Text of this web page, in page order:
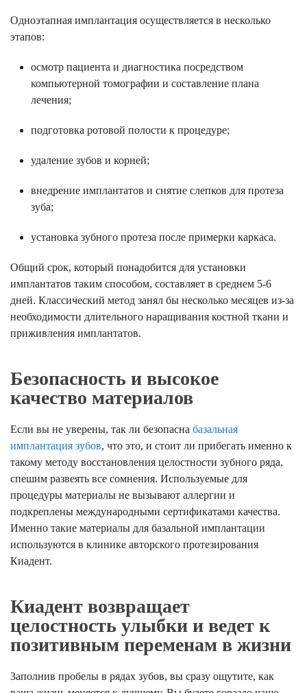
Одноэтапная имплантация осуществляется в несколько
этапов:
осмотр пациента и диагностика посредством
компьютерной томографии и составление плана
лечения;
подготовка ротовой полости к процедуре;
удаление зубов и корней;
внедрение имплантатов и снятие слепков для протеза
зуба;
установка зубного протеза после примерки каркаса.
Общий срок, который понадобится для установки
имплантатов таким способом, составляет в среднем 5-6
дней. Классический метод занял бы несколько месяцев из-за
необходимости длительного наращивания костной ткани и
приживления имплантатов.
Безопасность и высокое
качество материалов
Если вы не уверены, так ли безопасна базальная
имплантация зубов, что это, и стоит ли прибегать именно к
такому методу восстановления целостности зубного ряда,
спешим развеять все сомнения. Используемые для
процедуры материалы не вызывают аллергии и
подкреплены международными сертификатами качества.
Именно такие материалы для базальной имплантации
используются в клинике авторского протезирования
Киадент.
Киадент возвращает
целостность улыбки и ведет к
позитивным переменам в жизни
Заполнив пробелы в рядах зубов, вы сразу ощутите, как